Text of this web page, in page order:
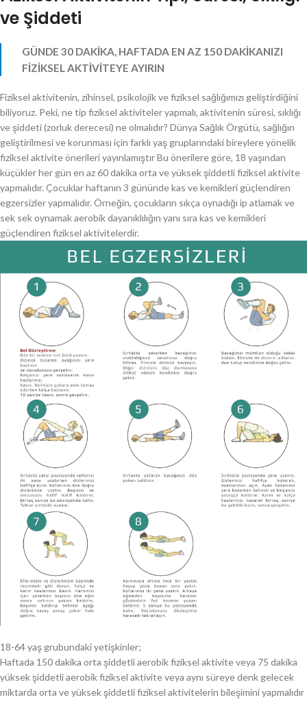
ve Şiddeti
GÜNDE 30 DAKİKA, HAFTADA EN AZ 150 DAKİKANIZI
FİZİKSEL AKTİVİTEYE AYIRIN
Fiziksel aktivitenin, zihinsel, psikolojik ve fiziksel sağlığımızı geliştirdiğini
biliyoruz. Peki, ne tip fiziksel aktiviteler yapmalı, aktivitenin süresi, sıklığı
ve şiddeti (zorluk derecesi) ne olmalıdır? Dünya Sağlık Örgütü, sağlığın
geliştirilmesi ve korunması için farklı yaş gruplarındaki bireylere yönelik
fiziksel aktivite önerileri yayınlamıştır Bu önerilere göre, 18 yaşından
küçükler her gün en az 60 dakika orta ve yüksek şiddetli fiziksel aktivite
yapmalıdır. Çocuklar haftanın 3 gününde kas ve kemikleri güçlendiren
egzersizler yapmalıdır. Örneğin, çocukların sıkça oynadığı ip atlamak ve
sek sek oynamak aerobik dayanıklılığın yanı sıra kas ve kemikleri
güçlendiren fiziksel aktivitelerdir.
18-64 yaş grubundaki yetişkinler;
Haftada 150 dakika orta şiddetli aerobik fiziksel aktivite veya 75 dakika
yüksek şiddetli aerobik fiziksel aktivite veya aynı süreye denk gelecek
miktarda orta ve yüksek şiddetli fiziksel aktivitelerin bileşimini yapmalıdır